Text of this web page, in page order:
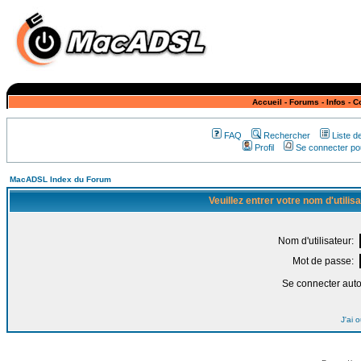
Accueil - Forums - Infos -
FAQ Rechercher
Liste
Profil
Se connecter
MacADSL Index du Forum
Veuillez entrer votre nom
Nom d'utilisateur:
Mot de passe:
Se connecter
J'ai